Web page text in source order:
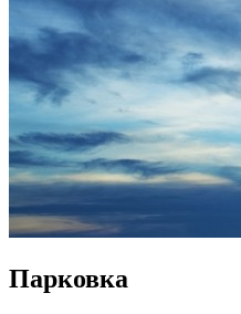
Парковка